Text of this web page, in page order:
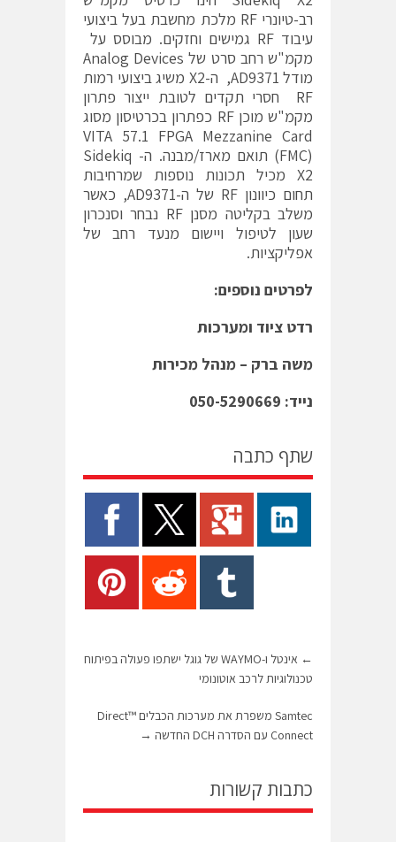
רב-טיונרי RF מלכת מחשבת בעל ביצועי
עיבוד RF גמישים וחזקים. מבוסס על
מקמ"ש רחב סרט של Analog Devices
מודל AD9371, ה-X2 משיג ביצועי רמות
RF חסרי תקדים לטובת ייצור פתרון
מקמ"ש מוכן RF כפתרון בכרטיסון מסוג
VITA 57.1 FPGA Mezzanine Card
(FMC) תואם מארז/מבנה. ה- Sidekiq
X2 מכיל תכונות נוספות שמרחיבות
תחום כיוונון RF של ה-AD9371, כאשר
משלב בקליטה מסנן RF נבחר וסנכרון
שעון לטיפול ויישום מנעד רחב של
אפליקציות.
לפרטים נוספים:
רדט ציוד ומערכות
משה ברק – מנהל מכירות
נייד: 050-5290669
שתף כתבה
←
אינטל ו-WAYMO של גוגל ישתפו פעולה בפיתוח
טכנולוגיות לרכב אוטונומי
Samtec משפרת את מערכות הכבלים ™Direct
Connect עם הסדרה DCH החדשה
→
כתבות קשורות